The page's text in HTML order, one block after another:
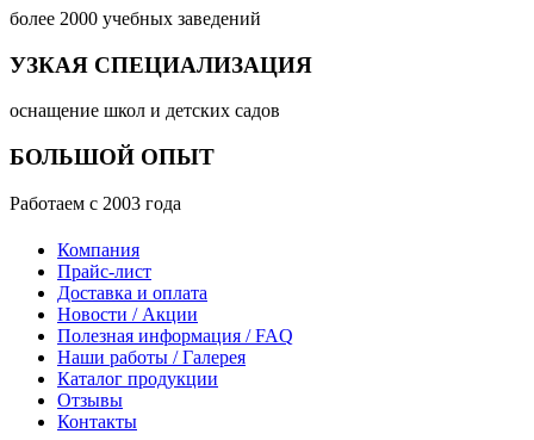
более 2000 учебных заведений
УЗКАЯ СПЕЦИАЛИЗАЦИЯ
оснащение школ и детских садов
БОЛЬШОЙ ОПЫТ
Работаем с 2003 года
Компания
Прайс-лист
Доставка и оплата
Новости / Акции
Полезная информация / FAQ
Наши работы / Галерея
Каталог продукции
Отзывы
Контакты